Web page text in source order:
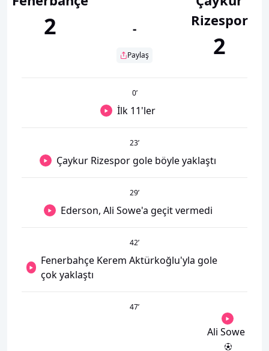
2 -
Paylaş
Rizespor
2
0’
İlk 11'ler
23’
Çaykur Rizespor gole böyle yaklaştı
29’
Ederson, Ali Sowe'a geçit vermedi
42’
Fenerbahçe Kerem Aktürkoğlu'yla gole
çok yaklaştı
47’
Ali Sowe